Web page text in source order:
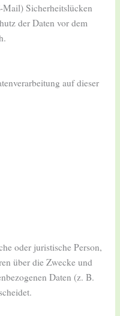
Sicherheitslücken
der Daten vor dem
auf dieser
oder juristische Person,
über die Zwecke und
Daten (z. B.